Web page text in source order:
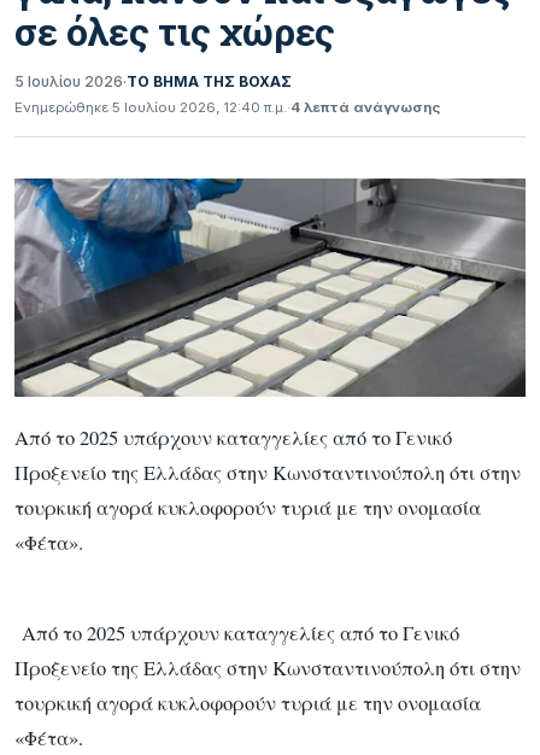
σε όλες τις χώρες
5 Ιουλίου 2026·ΤΟ ΒΗΜΑ ΤΗΣ ΒΟΧΑΣ
Ενημερώθηκε 5 Ιουλίου 2026, 12:40 π.μ.·4 λεπτά ανάγνωσης
Από το 2025 υπάρχουν καταγγελίες από το Γενικό
Προξενείο της Ελλάδας στην Κωνσταντινούπολη ότι στην
τουρκική αγορά κυκλοφορούν τυριά με την ονομασία
«Φέτα».
Από το 2025 υπάρχουν καταγγελίες από το Γενικό
Προξενείο της Ελλάδας στην Κωνσταντινούπολη ότι στην
τουρκική αγορά κυκλοφορούν τυριά με την ονομασία
«Φέτα».